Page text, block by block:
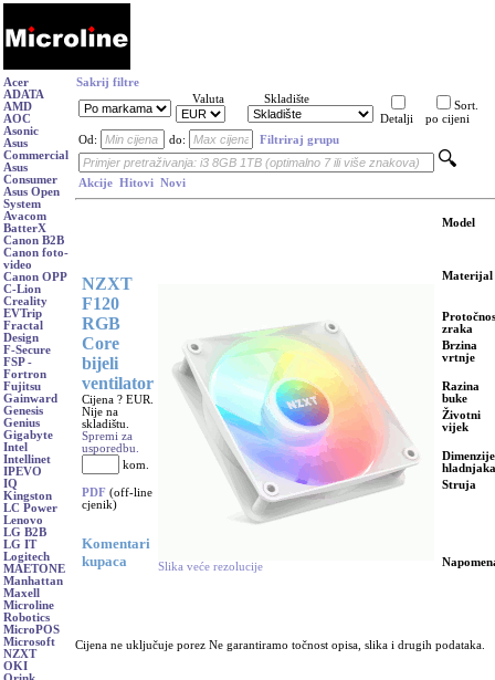
Acer
ADATA
AMD
AOC
Asonic
Asus
Commercial
Asus
Consumer
Asus Open
System
Avacom
BatterX
Canon B2B
Canon foto-
video
Canon OPP
C-Lion
Creality
EVTrip
Fractal
Design
F-Secure
FSP -
Fortron
Fujitsu
Gainward
Genesis
Genius
Gigabyte
Intel
Intellinet
IPEVO
IQ
Kingston
LC Power
Lenovo
LG B2B
LG IT
Logitech
MAETONE
Manhattan
Maxell
Microline
Robotics
MicroPOS
Microsoft
NZXT
OKI
Sakrij filtre
Valuta
Skladište
Detalji
Sort.
po cijeni
Od:
do: Filtriraj grupu
Akcije Hitovi Novi
NZXT
F120
RGB
Core
bijeli
ventilator
Cijena ? EUR.
Nije na
skladištu.
Spremi za
usporedbu.
kom.
PDF (off-line
cjenik)
Komentari
kupaca
Slika veće rezolucije
Model
Materijal
zraka
Brzina
vrtnje
Razina
buke
Životni
vijek
Dimenzije
hladnjaka
Struja
Cijena ne uključuje porez Ne garantiramo točnost opisa, slika i drugih podataka.